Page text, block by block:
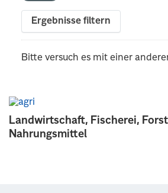
Landwirtschaft, Fischerei,
Nahrungsmittel
Ergebnisse filtern
Bitte versuch es mit einer